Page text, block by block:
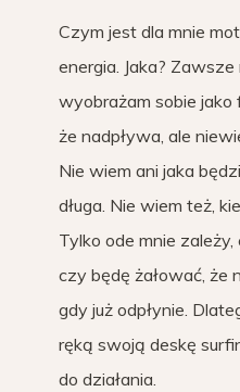
Czym jest dla mnie
energia. Jaka?
wyobrażam sobie jako
że nadpływa, ale
Nie wiem ani jaka
długa. Nie wiem też,
Tylko ode mnie
czy będę żałować, że
gdy już odpłynie.
ręką swoją deskę
do działania.